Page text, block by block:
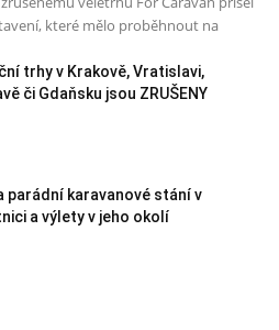
které mělo proběhnout na
trhy v Krakově, Vratislavi,
či Gdaňsku jsou ZRUŠENY
parádní karavanové stání v
a výlety v jeho okolí